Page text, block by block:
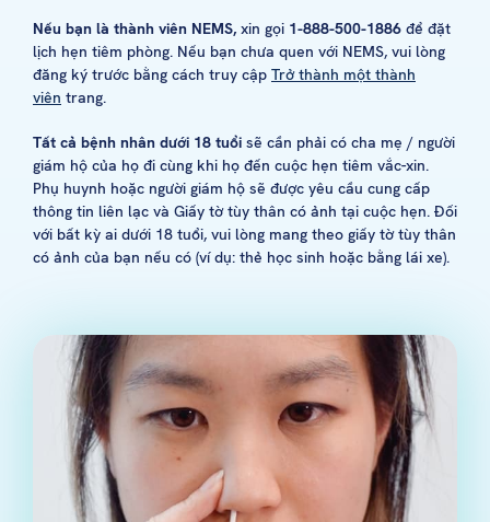
Nếu bạn là thành viên NEMS, xin gọi 1-888-500-1886 để đặt
lịch hẹn tiêm phòng. Nếu bạn chưa quen với NEMS, vui lòng
đăng ký trước bằng cách truy cập Trở thành một thành
viên trang.
Tất cả bệnh nhân dưới 18 tuổi sẽ cần phải có cha mẹ / người
giám hộ của họ đi cùng khi họ đến cuộc hẹn tiêm vắc-xin.
Phụ huynh hoặc người giám hộ sẽ được yêu cầu cung cấp
thông tin liên lạc và Giấy tờ tùy thân có ảnh tại cuộc hẹn. Đối
với bất kỳ ai dưới 18 tuổi, vui lòng mang theo giấy tờ tùy thân
có ảnh của bạn nếu có (ví dụ: thẻ học sinh hoặc bằng lái xe).